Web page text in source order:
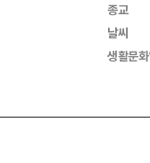
종교
날씨
생활문